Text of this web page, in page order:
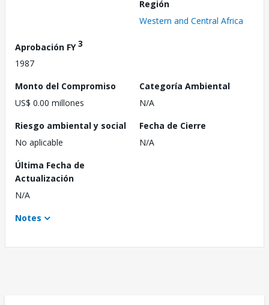
Región
Western and Central Africa
Aprobación FY3
1987
Monto del Compromiso
US$ 0.00 millones
Categoría Ambiental
N/A
Riesgo ambiental y social
No aplicable
Fecha de Cierre
N/A
Última Fecha de
Actualización
N/A
Notes